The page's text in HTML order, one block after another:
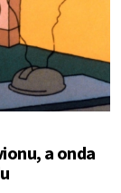
a onda